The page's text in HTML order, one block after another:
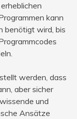
kann
benötigt wird, bis
werden, dass
aber sicher
und
Ansätze